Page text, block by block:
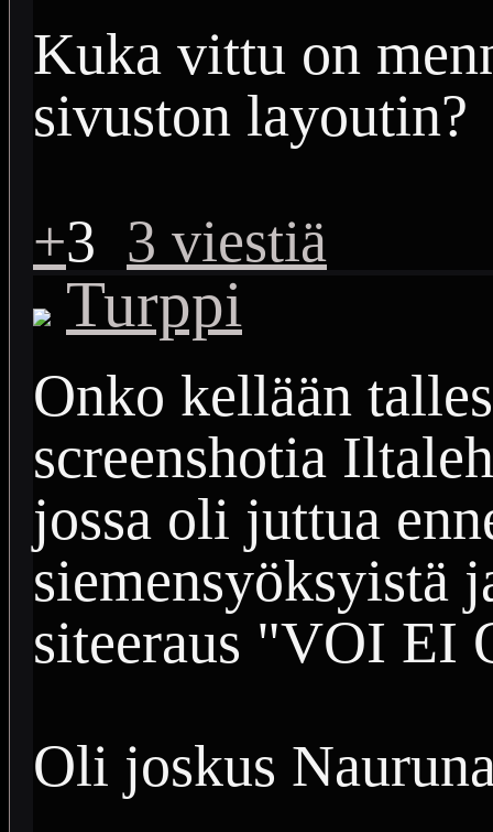
Kuka vittu on
sivuston layoutin?
+3 3 viestiä
Turppi
Onko kellään
screenshotia
jossa oli juttua
siemensyöksyistä
siteeraus "VOI EI
Oli joskus